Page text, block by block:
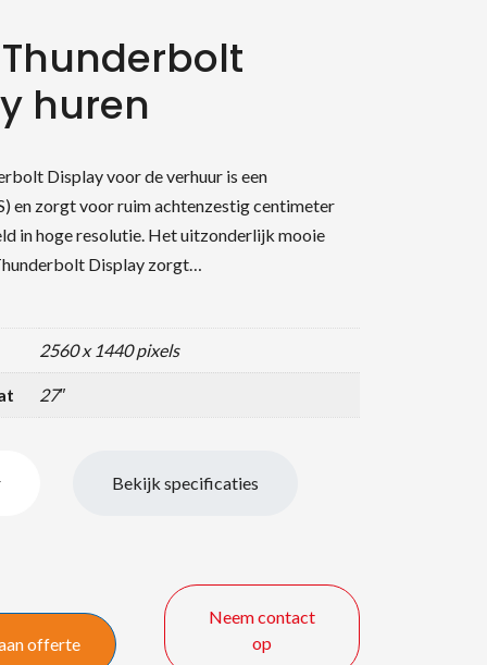
huren
Display voor de verhuur is een
en zorgt voor ruim achtenzestig centimeter
in hoge resolutie. Het uitzonderlijk mooie
Display zorgt…
2560 x 1440 pixels
27″
Bekijk specificaties
offerte
Neem contact
op